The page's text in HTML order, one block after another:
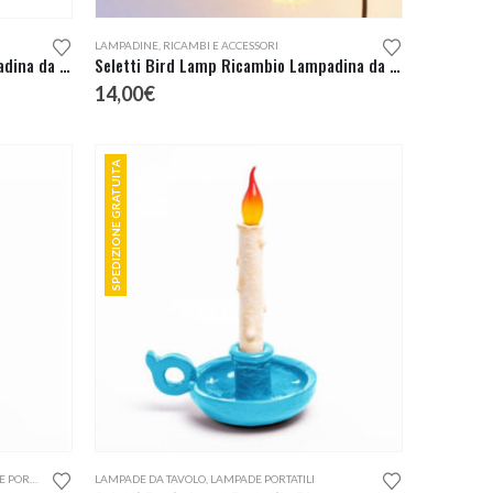
Seletti Bird Lamp Ricambio Lampadina da Esterno
LAMPADINE, RICAMBI E ACCESSORI
Seletti Bird Lamp Ricambio Lampadina da Interno
14,00€
SPEDIZIONE GRATUITA
LAMPADE DA TAVOLO, LAMPADE PORTATILI